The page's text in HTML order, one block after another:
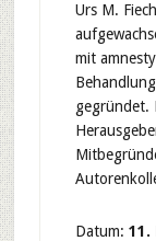
Urs M.
mit
gegründet.
Datum: 11.